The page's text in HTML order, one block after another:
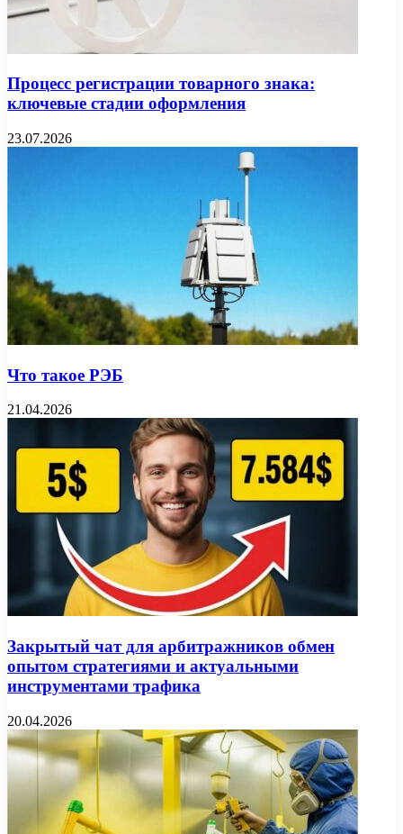
Процесс регистрации товарного знака:
ключевые стадии оформления
23.07.2026
Что такое РЭБ
21.04.2026
Закрытый чат для арбитражников обмен
опытом стратегиями и актуальными
инструментами трафика
20.04.2026